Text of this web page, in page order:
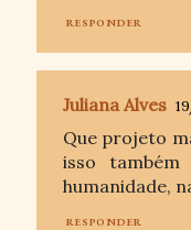
RESPONDER
Juliana Alves
Que projeto
isso
humanidade,
RESPONDER